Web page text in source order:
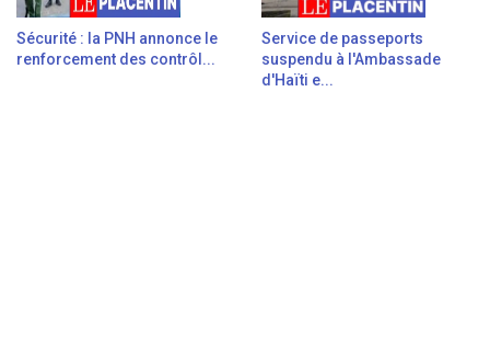
Sécurité : la PNH annonce le
renforcement des contrôl...
Service de passeports
suspendu à l'Ambassade
d'Haïti e...